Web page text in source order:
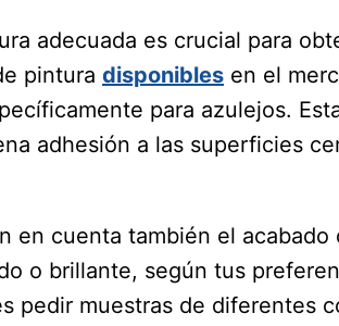
adecuada es crucial para
pintura disponibles en el
para azulejos.
adhesión a las superficies
en cuenta también el
o brillante, según tus
pedir muestras de diferentes